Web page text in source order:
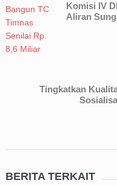
Komisi IV
Aliran
Tingkatkan
BERITA TERKAIT